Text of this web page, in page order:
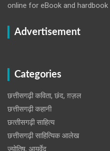
online for eBook and hardbook
Advertisement
Categories
छत्तीसगढ़ी कविता, छंद, ग़ज़ल
छत्तीसगढ़ी कहानी
छत्‍तीसगढ़ी साहित्‍य
छत्तीसगढ़ी साहित्यिक आलेख
ज्योतिष, आयुर्वेद